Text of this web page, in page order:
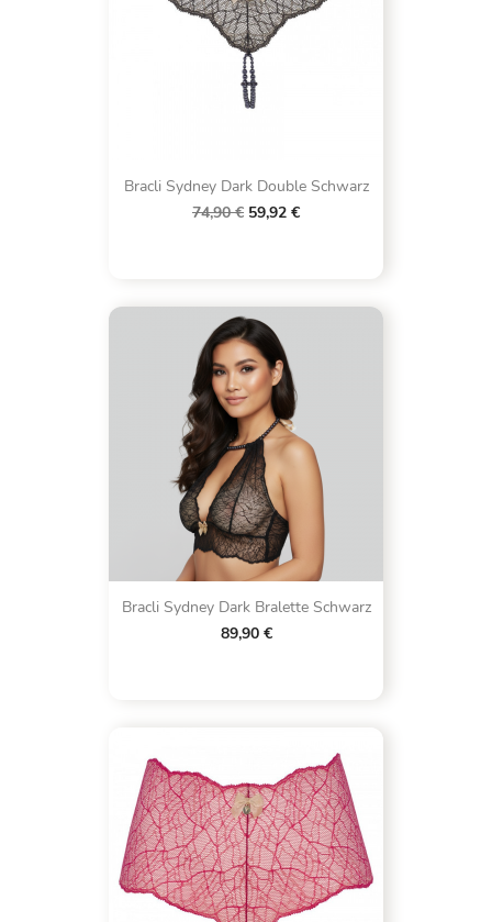
Bracli Sydney Dark Double Schwarz
74,90 € 59,92 €
Bracli Sydney Dark Bralette Schwarz
89,90 €